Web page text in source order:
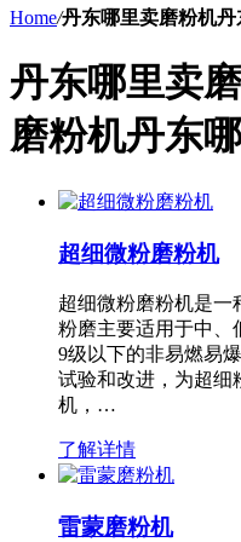
Home/丹东哪里卖磨粉机
丹东哪里卖
磨粉机丹东
超细微粉磨粉机
超细微粉磨粉机是一
粉磨主要适用于中、
9级以下的非易燃易
试验和改进，为超细
机，…
了解详情
雷蒙磨粉机